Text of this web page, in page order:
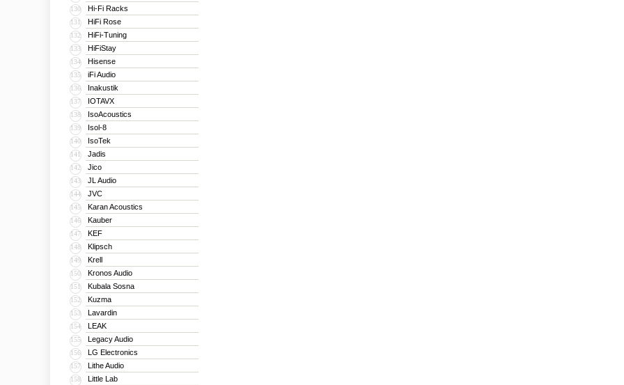
130 Hi-Fi Racks
131 HiFi Rose
132 HiFi-Tuning
133 HiFiStay
134 Hisense
135 iFi Audio
136 Inakustik
137 IOTAVX
138 IsoAcoustics
139 Isol-8
140 IsoTek
141 Jadis
142 Jico
143 JL Audio
144 JVC
145 Karan Acoustics
146 Kauber
147 KEF
148 Klipsch
149 Krell
150 Kronos Audio
151 Kubala Sosna
152 Kuzma
153 Lavardin
154 LEAK
155 Legacy Audio
156 LG Electronics
157 Lithe Audio
158 Little Lab